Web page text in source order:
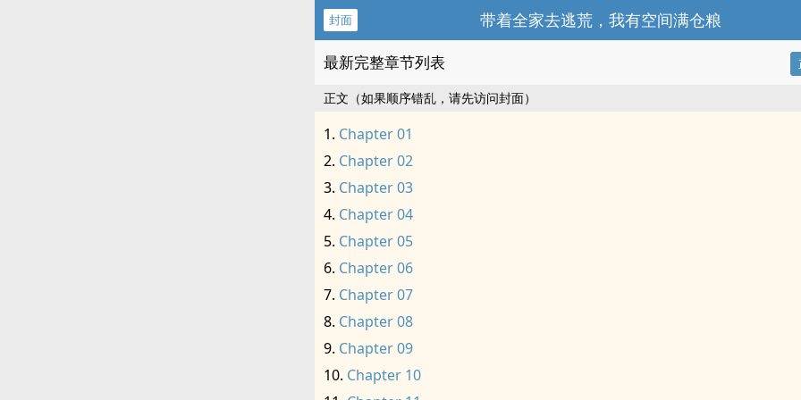
封面 带着全家去逃荒，我有空间满仓粮
最新完整章节列表
正文（如果顺序错乱，请先访问封面）
Chapter 01
Chapter 02
Chapter 03
Chapter 04
Chapter 05
Chapter 06
Chapter 07
Chapter 08
Chapter 09
Chapter 10